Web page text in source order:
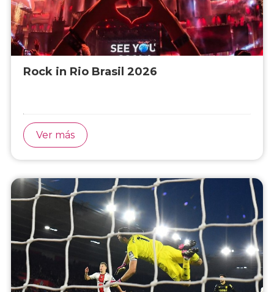
Rock in Rio Brasil 2026
Ver más